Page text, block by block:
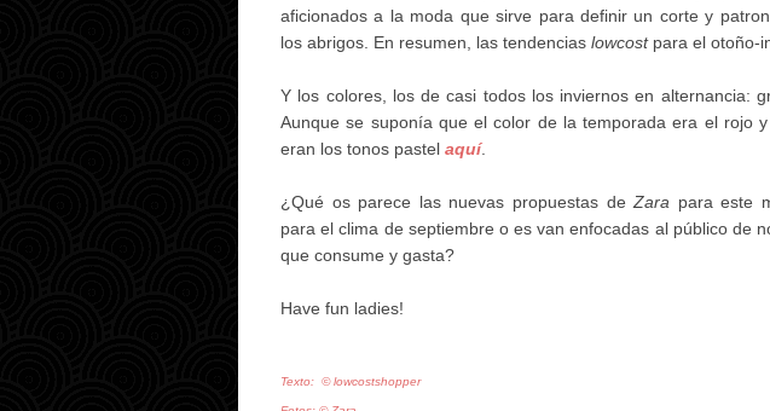
aficionados a la moda que sirve para definir un corte y
los abrigos. En resumen, las tendencias lowcost para el otoño-
Y los colores, los de casi todos los inviernos en alternancia:
Aunque se suponía que el color de la temporada era el rojo
eran los tonos pastel aquí.
¿Qué os parece las nuevas propuestas deZara para este
para el clima de septiembre o es van enfocadas al público de
que consume y gasta?
Have fun ladies!
Texto: ©lowcostshopper